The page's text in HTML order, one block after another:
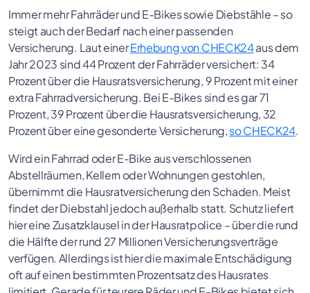
Immer mehr Fahrräder und E-Bikes sowie Diebstähle – so
steigt auch der Bedarf nach einer passenden
Versicherung. Laut einerErhebung von CHECK24aus dem
Jahr 2023 sind 44 Prozent der Fahrräder versichert: 34
Prozent über die Hausratsversicherung, 9 Prozent mit einer
extra Fahrradversicherung. Bei E-Bikes sind es gar 71
Prozent, 39 Prozent über die Hausratsversicherung, 32
Prozent über eine gesonderte Versicherung,so CHECK24.
Wird ein Fahrrad oder E-Bike aus verschlossenen
Abstellräumen, Kellern oder Wohnungen gestohlen,
übernimmt die Hausratversicherung den Schaden. Meist
findet der Diebstahl jedoch außerhalb statt. Schutz liefert
hier eine Zusatzklausel in der Hausratpolice – über die rund
die Hälfte der rund 27 Millionen Versicherungsverträge
verfügen. Allerdings ist hier die maximale Entschädigung
oft auf einen bestimmten Prozentsatz des Hausrates